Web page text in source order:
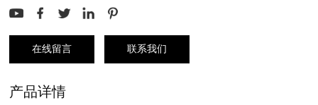
在线留言 联系我们
产品详情